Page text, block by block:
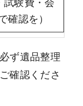
試験費・会
確認を）
ず遺品整理
確認くださ